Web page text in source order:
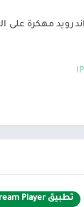
تطبيق Smart IPTV Xtream Player